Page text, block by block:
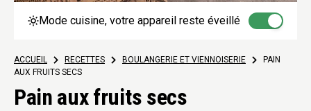
Mode cuisine, votre appareil reste éveillé
ACCUEIL > RECETTES > BOULANGERIE ET VIENNOISERIE >
PAIN
AUX FRUITS SECS
Pain aux fruits secs